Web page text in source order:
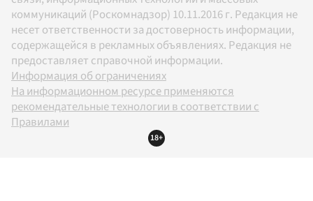
коммуникаций (Роскомнадзор) 10.11.2016 г. Редакция не
несет ответственности за достоверность информации,
содержащейся в рекламных объявлениях. Редакция не
предоставляет справочной информации.
Информация об ограничениях
На информационном ресурсе применяются
рекомендательные технологии в соответствии с
Правилами
18+